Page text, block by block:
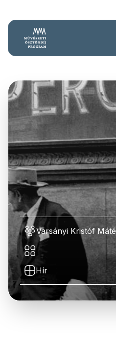
Varsányi Kristóf Máté
Hír